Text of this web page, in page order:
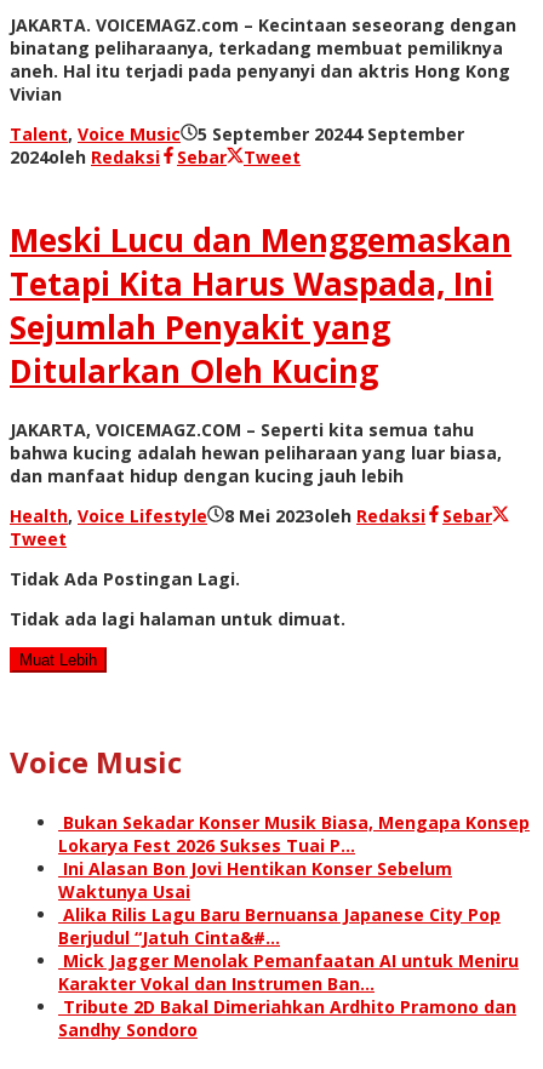
JAKARTA. VOICEMAGZ.com – Kecintaan seseorang dengan
binatang peliharaanya, terkadang membuat pemiliknya
aneh. Hal itu terjadi pada penyanyi dan aktris Hong Kong
Vivian
Talent, Voice Music 5 September 20244 September
2024oleh Redaksi Sebar Tweet
Meski Lucu dan Menggemaskan
Tetapi Kita Harus Waspada, Ini
Sejumlah Penyakit yang
Ditularkan Oleh Kucing
JAKARTA, VOICEMAGZ.COM – Seperti kita semua tahu
bahwa kucing adalah hewan peliharaan yang luar biasa,
dan manfaat hidup dengan kucing jauh lebih
Health, Voice Lifestyle 8 Mei 2023oleh Redaksi
Sebar
Tweet
Tidak Ada Postingan Lagi.
Tidak ada lagi halaman untuk dimuat.
Muat Lebih
Voice Music
Bukan Sekadar Konser Musik Biasa, Mengapa Konsep
Lokarya Fest 2026 Sukses Tuai P…
Ini Alasan Bon Jovi Hentikan Konser Sebelum
Waktunya Usai
Alika Rilis Lagu Baru Bernuansa Japanese City Pop
Berjudul “Jatuh Cinta&#…
Mick Jagger Menolak Pemanfaatan AI untuk Meniru
Karakter Vokal dan Instrumen Ban…
Tribute 2D Bakal Dimeriahkan Ardhito Pramono dan
Sandhy Sondoro